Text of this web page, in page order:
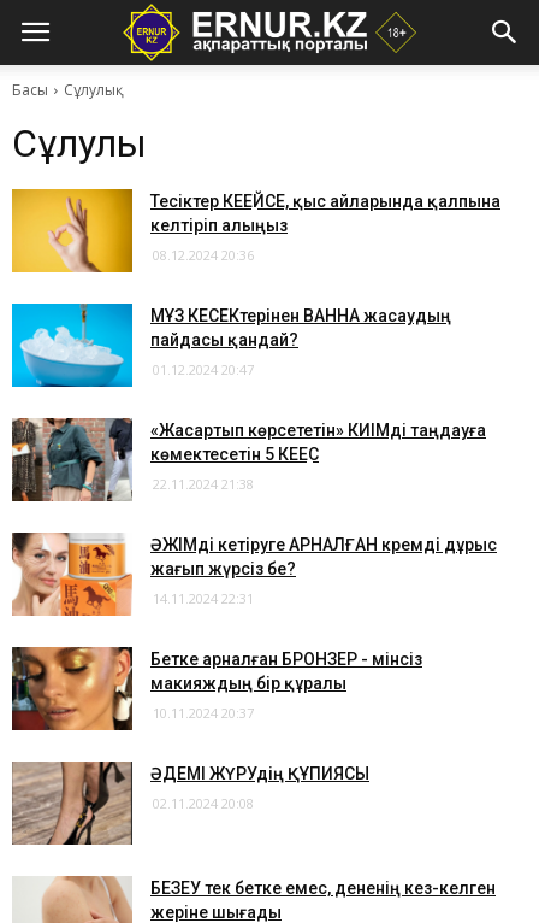
Басы Сұлулық
Сұлулық
Тесіктер КЕҢЕЙСЕ, қыс айларында қалпына
келтіріп алыңыз
08.12.2024 20:36
​МҰЗ КЕСЕКтерінен ВАННА жасаудың
пайдасы қандай?
01.12.2024 20:47
​«Жасартып көрсететін» КИІМді таңдауға
көмектесетін 5 КЕҢЕС
22.11.2024 21:38
​ӘЖІМді кетіруге АРНАЛҒАН кремді дұрыс
жағып жүрсіз бе?
14.11.2024 22:31
​Бетке арналған БРОНЗЕР - мінсіз
макияждың бір құралы
10.11.2024 20:37
​ӘДЕМІ ЖҮРУдің ҚҰПИЯСЫ
02.11.2024 20:08
​БЕЗЕУ тек бетке емес, дененің кез-келген
жеріне шығады